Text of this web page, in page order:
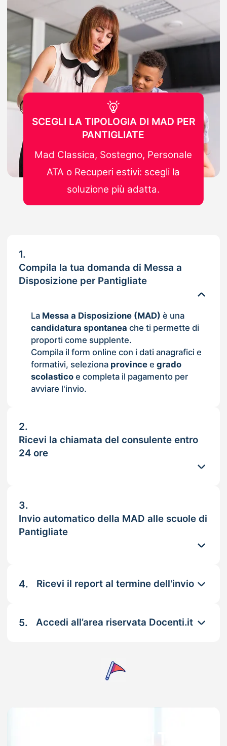
1.
Compila la tua domanda di Messa a
Disposizione per Pantigliate
La Messa a Disposizione (MAD) è una
candidatura spontanea che ti permette di
proporti come supplente.
Compila il form online con i dati anagrafici e
formativi, seleziona provincee grado
scolasticoe completa il pagamento per
avviare l'invio.
2.
Ricevi la chiamata del consulente entro
24 ore
3.
Invio automatico della MAD alle scuole di
Pantigliate
4. Ricevi il report al termine dell'invio
5. Accedi all’area riservata Docenti.it
SCEGLI LA TIPOLOGIA DI MAD PER
PANTIGLIATE
Mad Classica, Sostegno, Personale
ATA o Recuperi estivi: scegli la
soluzione più adatta.